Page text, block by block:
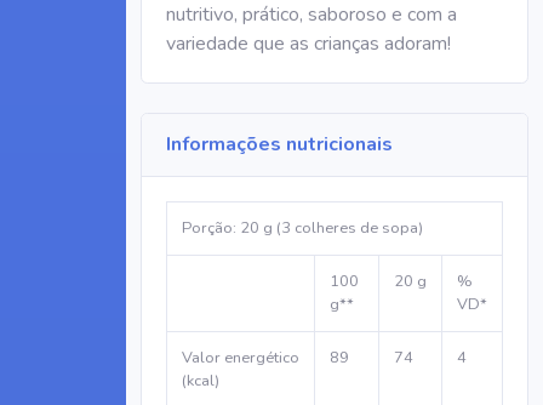
nutritivo, prático, saboroso e com a
variedade que as crianças adoram!
Informações nutricionais
Porção: 20 g (3 colheres de sopa)
100
g**
20 g
%
VD*
Valor energético
(kcal)
89 74 4